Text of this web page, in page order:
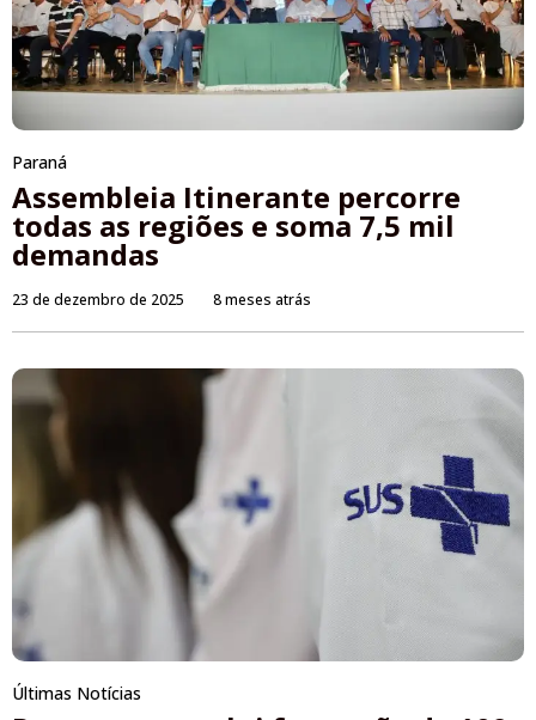
Paraná
Assembleia Itinerante percorre
todas as regiões e soma 7,5 mil
demandas
23 de dezembro de 2025 8 meses atrás
Últimas Notícias